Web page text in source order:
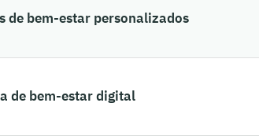
de bem-estar personalizados
de bem-estar digital